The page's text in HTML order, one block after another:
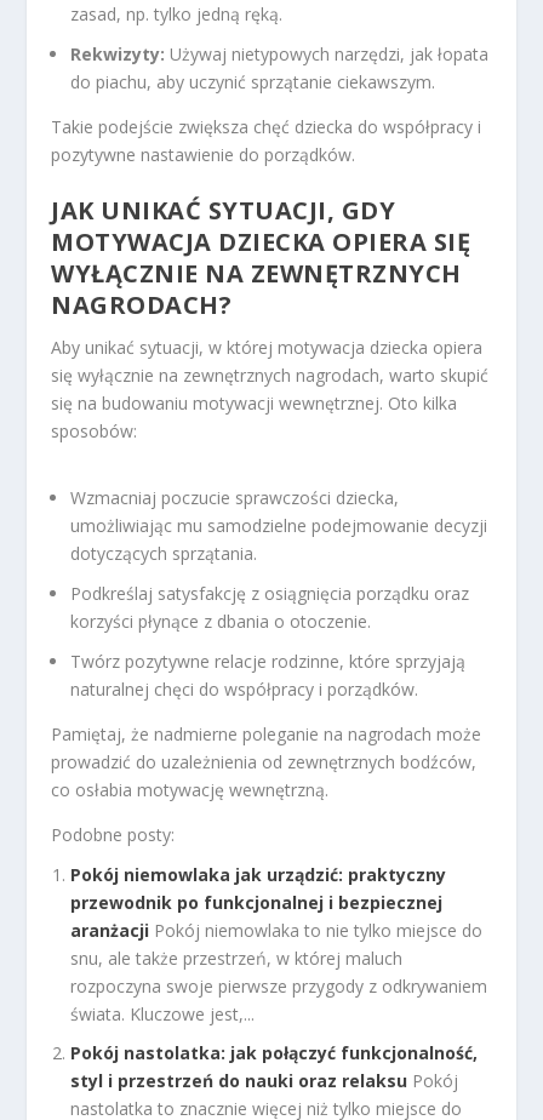
zasad, np. tylko jedną ręką.
Rekwizyty: Używaj nietypowych narzędzi, jak łopata
do piachu, aby uczynić sprzątanie ciekawszym.
Takie podejście zwiększa chęć dziecka do współpracy i
pozytywne nastawienie do porządków.
JAK UNIKAĆ SYTUACJI, GDY
MOTYWACJA DZIECKA OPIERA SIĘ
WYŁĄCZNIE NA ZEWNĘTRZNYCH
NAGRODACH?
Aby unikać sytuacji, w której motywacja dziecka opiera
się wyłącznie na zewnętrznych nagrodach, warto skupić
się na budowaniu motywacji wewnętrznej. Oto kilka
sposobów:
Wzmacniaj poczucie sprawczości dziecka,
umożliwiając mu samodzielne podejmowanie decyzji
dotyczących sprzątania.
Podkreślaj satysfakcję z osiągnięcia porządku oraz
korzyści płynące z dbania o otoczenie.
Twórz pozytywne relacje rodzinne, które sprzyjają
naturalnej chęci do współpracy i porządków.
Pamiętaj, że nadmierne poleganie na nagrodach może
prowadzić do uzależnienia od zewnętrznych bodźców,
co osłabia motywację wewnętrzną.
Podobne posty:
Pokój niemowlaka jak urządzić: praktyczny
przewodnik po funkcjonalnej i bezpiecznej
aranżacji Pokój niemowlaka to nie tylko miejsce do
snu, ale także przestrzeń, w której maluch
rozpoczyna swoje pierwsze przygody z odkrywaniem
świata. Kluczowe jest,...
Pokój nastolatka: jak połączyć funkcjonalność,
styl i przestrzeń do nauki oraz relaksu Pokój
nastolatka to znacznie więcej niż tylko miejsce do